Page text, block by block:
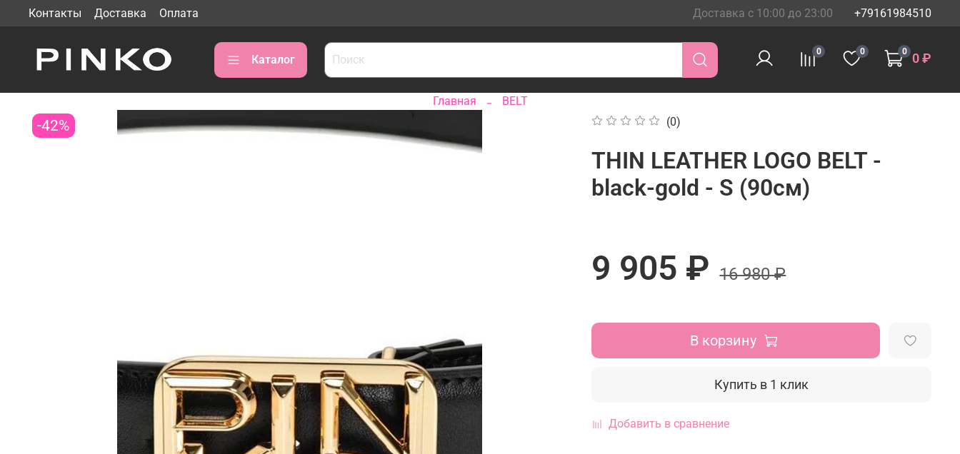
Контакты Доставка Оплата Доставка с 10:00 до 23:00 +79161984510
Каталог
0 0 0 0 ₽
Главная BELT
-42% (0)
THIN LEATHER LOGO BELT -
black-gold - S (90см)
9 905 ₽ 16 980 ₽
В корзину
Купить в 1 клик
Добавить в сравнение